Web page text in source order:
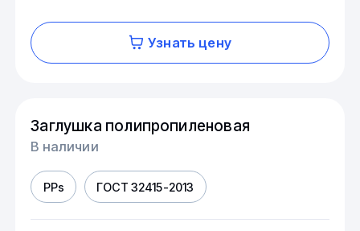
Узнать цену
Заглушка полипропиленовая
В наличии
PPs ГОСТ 32415-2013